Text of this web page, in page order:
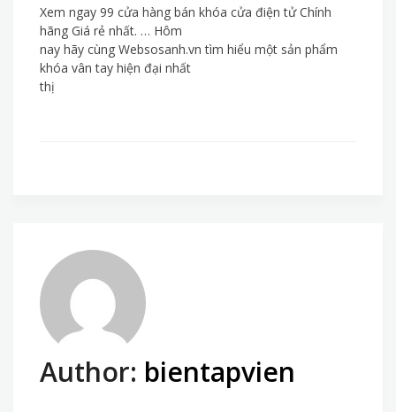
Xem ngay 99 cửa hàng bán khóa cửa điện tử Chính
hãng Giá rẻ nhất. … Hôm
nay hãy cùng Websosanh.vn tìm hiểu một sản phẩm
khóa vân tay hiện đại nhất
thị
Author: bientapvien